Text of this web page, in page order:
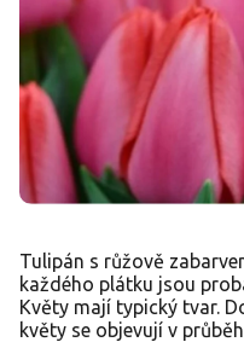
Tulipán s růžově
každého plátku jsou
Květy mají typický tvar.
květy se objevují v